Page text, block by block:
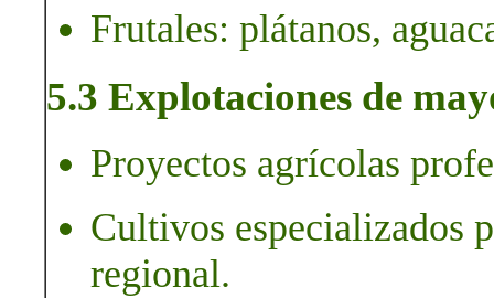
Frutales: plátanos,
5.3 Explotaciones de
Proyectos agrícolas
Cultivos especializados
regional.